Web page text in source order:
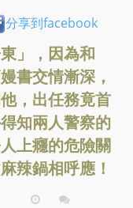
分享到facebook
」，因為和
書交情漸深，
，出任務竟首
知兩人警察的
上癮的危險關
辣鍋相呼應！